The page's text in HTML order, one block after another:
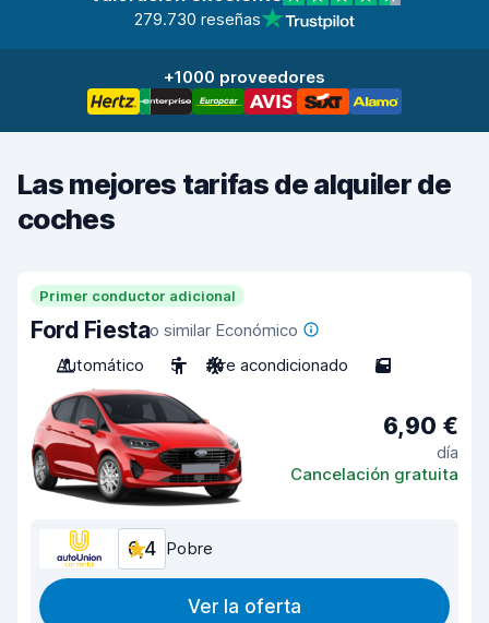
279.730 reseñas
+1000 proveedores
Las mejores tarifas de alquiler de
coches
Primer conductor adicional
Ford Fiestao similar Económico
Automático
5 Aire acondicionado 5
6,90 €
día
Cancelación gratuita
6,4 Pobre
Ver la oferta